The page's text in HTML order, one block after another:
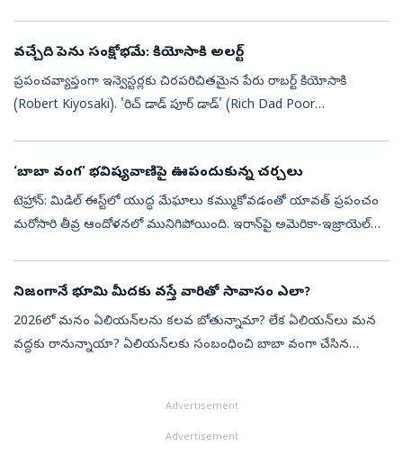
వచ్చేది పెను సంక్షోభమే: కియోసాకి అలర్ట్‌
ప్రపంచవ్యాప్తంగా ఇన్వెస్టర్లకు చిరపరిచితమైన పేరు రాబర్ట్ కియోసాకి
(Robert Kiyosaki). 'రిచ్ డాడ్ పూర్ డాడ్' (Rich Dad Poor
‘బాబా వంగ’ భవిష్యవాణిపై ఊపందుకున్న చర్చలు
టెహ్రాన్: మిడిల్‌ ఈస్ట్‌లో యుద్ధ మేఘాలు కమ్ముకోవడంతో యావత్ ప్రపంచం
మరోసారి తీవ్ర ఆందోళనలో మునిగిపోయింది. ఇరాన్‌పై అమెరికా-ఇజ్రాయెల్
నిజంగానే భూమి మీదకు వస్తే వారితో సావాసం ఎలా?
2026లో మనం ఏలియన్‌లను కలవ బోతున్నామా? లేక ఏలియన్‌లు మన
వద్దకు రానున్నాయా? ఏలియన్‌లకు సంబంధించి బాబా వంగా చేసిన
Advertisement
Advertisement